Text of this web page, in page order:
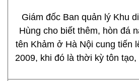
Giám đốc Ban quản lý Khu
Hùng cho biết thêm, hòn đá
tên Khảm ở Hà Nội cung tiến
2009, khi đó là thời kỳ tôn